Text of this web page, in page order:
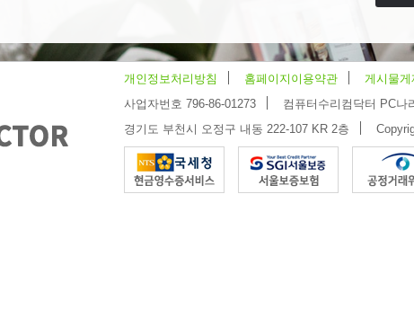
개인정보처리방침 홈페이지이용약관 게시물게
사업자번호 796-86-01273
컴퓨터수리컴닥터 PC나
경기도 부천시 오정구 내동 222-107 KR 2층